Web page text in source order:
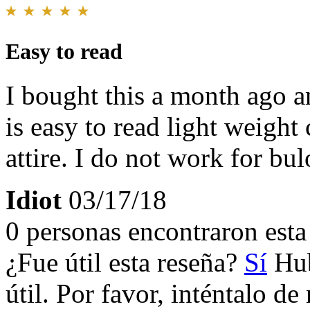
Easy to read
I bought this a month ago
is easy to read light
attire. I do not work for
Idiot 03/17/18
0 personas encontraron
¿Fue útil esta reseña? Sí
útil. Por favor, inténtalo de